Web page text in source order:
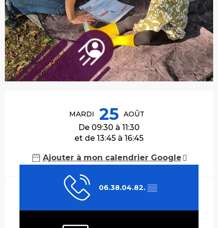
MARDI 25 AOÛT
De 09:30 à 11:30
et de 13:45 à 16:45
Ajouter à mon calendrier Google
06.38.04.82. ▒▒